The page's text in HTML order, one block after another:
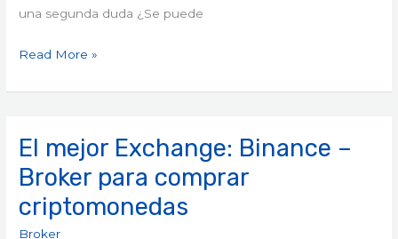
una segunda duda ¿Se puede
Read More »
El mejor Exchange: Binance –
Broker para comprar
criptomonedas
Broker
El
mejor
Exchange:
Binance
–